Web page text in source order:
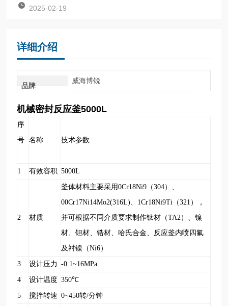
2025-02-19
详细介绍
品牌
威海博锐
机械密封反应釜5000L
序
号
名称 技术参数
1 有效容积 5000L
2 材质
釜体材料主要采用0Cr18Ni9（304）、
00Cr17Ni14Mo2(316L)、1Cr18Ni9Ti（321），
并可根据不同介质要求制作钛材（TA2）、镍
材、钽材、锆材、哈氏合金、反应釜内喷四氟
及衬镍（Ni6）
3 设计压力 -0.1~16MPa
4 设计温度 350℃
5 搅拌转速 0~450转/分钟